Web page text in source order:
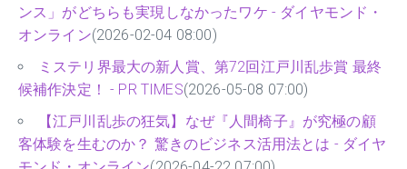
ンス」がどちらも実現しなかったワケ - ダイヤモンド・
オンライン(2026-02-04 08:00)
ミステリ界最大の新人賞、第72回江戸川乱歩賞 最終
候補作決定！ - PR TIMES(2026-05-08 07:00)
【江戸川乱歩の狂気】なぜ『人間椅子』が究極の顧
客体験を生むのか？ 驚きのビジネス活用法とは - ダイヤ